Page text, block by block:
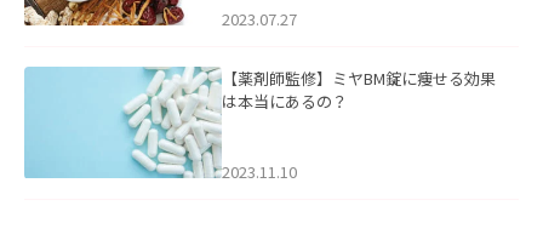
2023.07.27
【薬剤師監修】ミヤBM錠に痩せる効果
は本当にあるの？
2023.11.10